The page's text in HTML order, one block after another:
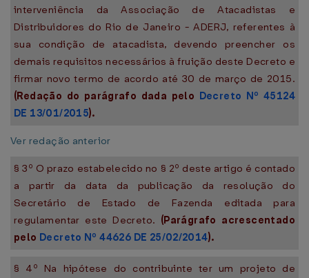
interveniência da Associação de Atacadistas e
Distribuidores do Rio de Janeiro - ADERJ, referentes à
sua condição de atacadista, devendo preencher os
demais requisitos necessários à fruição deste Decreto e
firmar novo termo de acordo até 30 de março de 2015.
(Redação do parágrafo dada pelo Decreto Nº 45124
DE 13/01/2015).
Ver redação anterior
§ 3º O prazo estabelecido no § 2º deste artigo é contado
a partir da data da publicação da resolução do
Secretário de Estado de Fazenda editada para
regulamentar este Decreto. (Parágrafo acrescentado
pelo Decreto Nº 44626 DE 25/02/2014).
§ 4º Na hipótese do contribuinte ter um projeto de